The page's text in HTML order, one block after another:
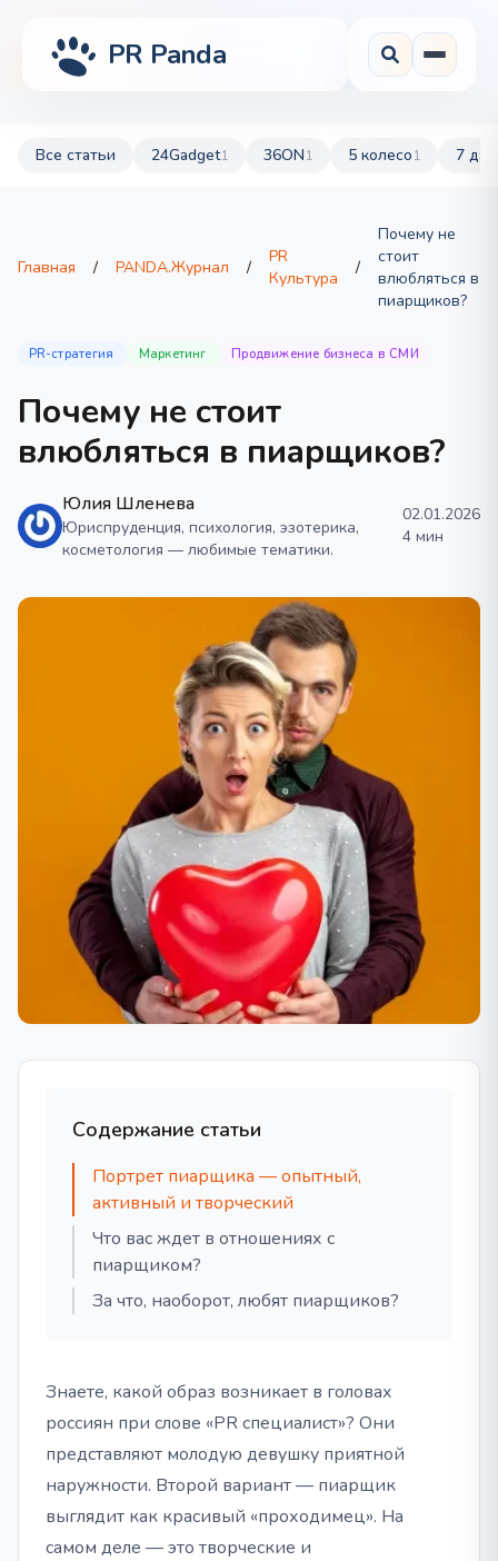
PR Panda
Все статьи 24Gadget1 36ON1 5 колесо1 7 дач
Главная / PANDA.Журнал /
PR
Культура
/
Почему не
стоит
влюбляться в
пиарщиков?
PR-стратегия Маркетинг Продвижение бизнеса в СМИ
Почему не стоит
влюбляться в пиарщиков?
Юлия Шленева
Юриспруденция, психология, эзотерика,
косметология — любимые тематики.
02.01.2026
4 мин
Содержание статьи
Портрет пиарщика — опытный,
активный и творческий
Что вас ждет в отношениях с
пиарщиком?
За что, наоборот, любят пиарщиков?
Знаете, какой образ возникает в головах
россиян при слове «PR специалист»? Они
представляют молодую девушку приятной
наружности. Второй вариант — пиарщик
выглядит как красивый «проходимец». На
самом деле — это творческие и